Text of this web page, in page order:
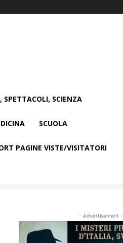
SPETTACOLI, SCIENZA
SCUOLA
PAGINE VISTE/VISITATORI
- Advertisement -